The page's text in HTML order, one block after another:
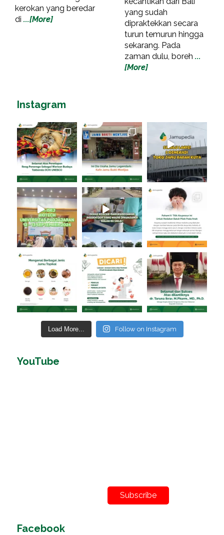
kerokan yang beredar
di ...[More]
yang sudah
dipraktekkan secara
turun temurun hingga
sekarang. Pada
zaman dulu, boreh ...
[More]
Instagram
Load More... Follow on Instagram
YouTube
Subscribe
Facebook